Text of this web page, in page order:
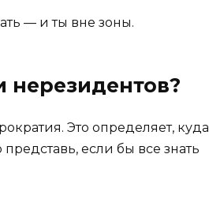
— и ты вне зоны.
нерезидентов?
Это определяет, куда
если бы все знать